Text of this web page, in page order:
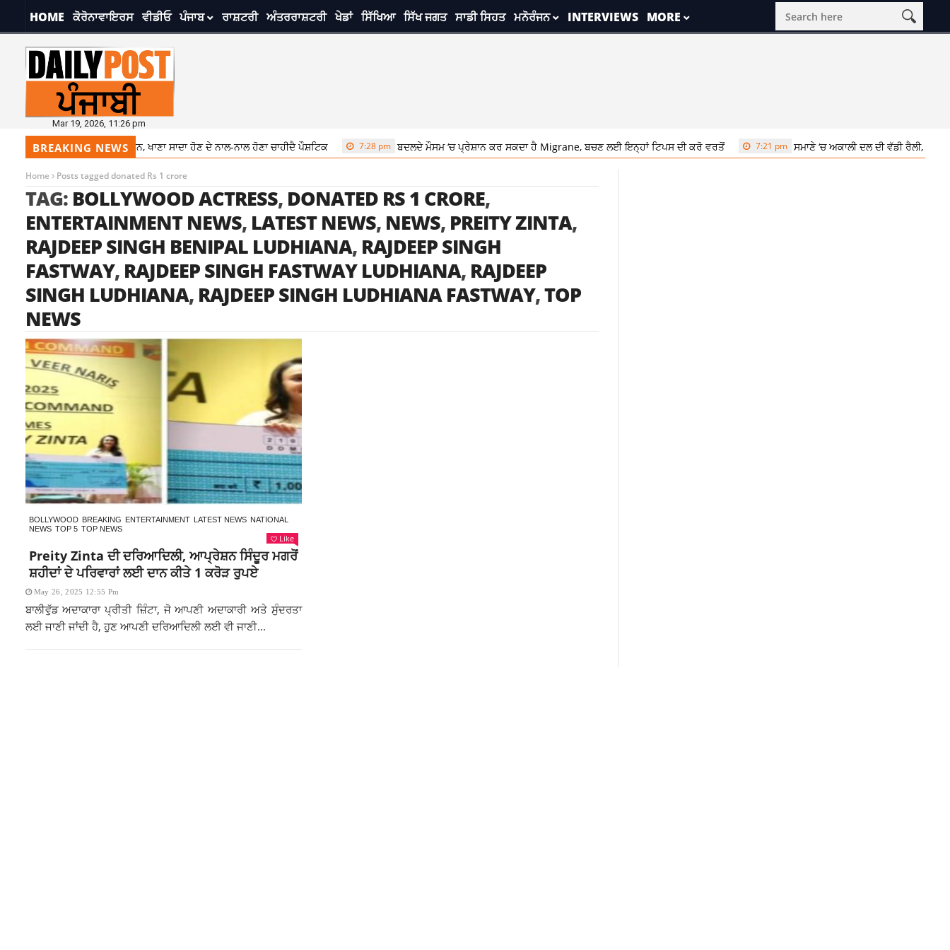
HOME ਕੋਰੋਨਾਵਾਇਰਸ ਵੀਡੀਓ ਪੰਜਾਬ ਰਾਸ਼ਟਰੀ ਅੰਤਰਰਾਸ਼ਟਰੀ ਖੇਡਾਂ ਸਿੱਖਿਆ ਸਿੱਖ ਜਗਤ ਸਾਡੀ ਸਿਹਤ ਮਨੋਰੰਜਨ INTERVIEWS MORE
Mar 19, 2026, 11:26 pm
BREAKING NEWS
ਵਿਚ ਰੱਖੋ ਡਾਇਟ ਦਾ ਧਿਆਨ, ਖਾਣਾ ਸਾਦਾ ਹੋਣ ਦੇ ਨਾਲ-ਨਾਲ ਹੋਣਾ ਚਾਹੀਦੈ ਪੌਸ਼ਟਿਕ 7:28 pm ਬਦਲਦੇ ਮੌਸਮ ‘ਚ ਪ੍ਰੇਸ਼ਾਨ ਕਰ ਸਕਦਾ ਹੈ Migrane, ਬਚਣ ਲਈ ਇਨ੍ਹਾਂ ਟਿਪਸ ਦੀ ਕਰੋ ਵਰਤੋਂ 7:21 pm ਸਮਾਣੇ ‘ਚ ਅਕਾਲੀ ਦਲ ਦੀ ਵੱਡੀ ਰੈਲੀ,
Home Posts tagged donated Rs 1 crore
TAG: BOLLYWOOD ACTRESS, DONATED RS 1 CRORE,
ENTERTAINMENT NEWS, LATEST NEWS, NEWS, PREITY ZINTA,
RAJDEEP SINGH BENIPAL LUDHIANA, RAJDEEP SINGH
FASTWAY, RAJDEEP SINGH FASTWAY LUDHIANA, RAJDEEP
SINGH LUDHIANA, RAJDEEP SINGH LUDHIANA FASTWAY,TOP
NEWS
BOLLYWOOD BREAKING ENTERTAINMENT LATEST NEWS NATIONAL
NEWS TOP 5 TOP NEWS
Like
Preity Zinta ਦੀ ਦਰਿਆਦਿਲੀ, ਆਪ੍ਰੇਸ਼ਨ ਸਿੰਦੂਰ ਮਗਰੋਂ
ਸ਼ਹੀਦਾਂ ਦੇ ਪਰਿਵਾਰਾਂ ਲਈ ਦਾਨ ਕੀਤੇ 1 ਕਰੋੜ ਰੁਪਏ
May 26, 2025 12:55 Pm
ਬਾਲੀਵੁੱਡ ਅਦਾਕਾਰਾ ਪ੍ਰੀਤੀ ਜ਼ਿੰਟਾ, ਜੋ ਆਪਣੀ ਅਦਾਕਾਰੀ ਅਤੇ ਸੁੰਦਰਤਾ
ਲਈ ਜਾਣੀ ਜਾਂਦੀ ਹੈ, ਹੁਣ ਆਪਣੀ ਦਰਿਆਦਿਲੀ ਲਈ ਵੀ ਜਾਣੀ...